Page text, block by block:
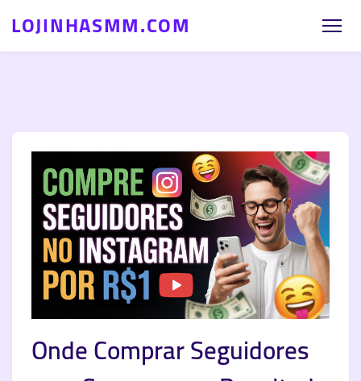
LOJINHASMM.COM
Onde Comprar Seguidores